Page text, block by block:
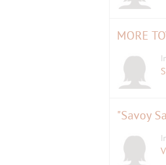
MORE
"Savoy